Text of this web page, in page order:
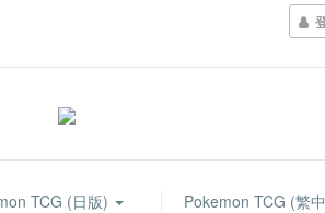
TCG (日版) Pokemon TCG (繁